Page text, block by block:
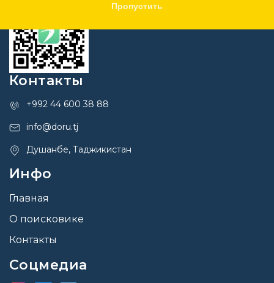
Пропустить
Контакты
+992 44 600 38 88
info@doru.tj
Душанбе, Таджикистан
Инфо
Главная
О поисковике
Контакты
Соцмедиа